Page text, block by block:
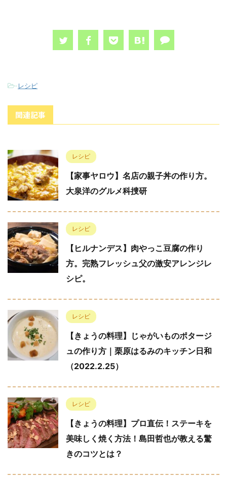
-レシピ
関連記事
レシピ
【家事ヤロウ】名店の親子丼の作り方。
大泉洋のグルメ科捜研
レシピ
【ヒルナンデス】肉やっこ豆腐の作り
方。完熟フレッシュ父の激安アレンジレ
シピ。
レシピ
【きょうの料理】じゃがいものポタージ
ュの作り方｜栗原はるみのキッチン日和
（2022.2.25）
レシピ
【きょうの料理】プロ直伝！ステーキを
美味しく焼く方法！島田哲也が教える驚
きのコツとは？